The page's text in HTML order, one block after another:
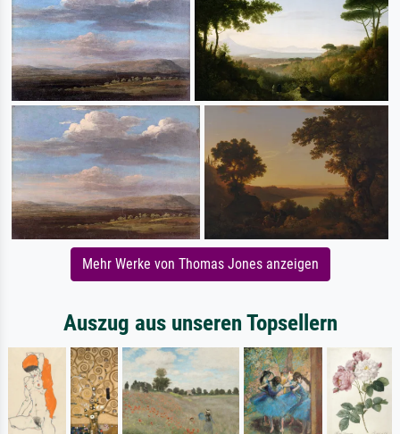
Mehr Werke von Thomas Jones anzeigen
Auszug aus unseren Topsellern